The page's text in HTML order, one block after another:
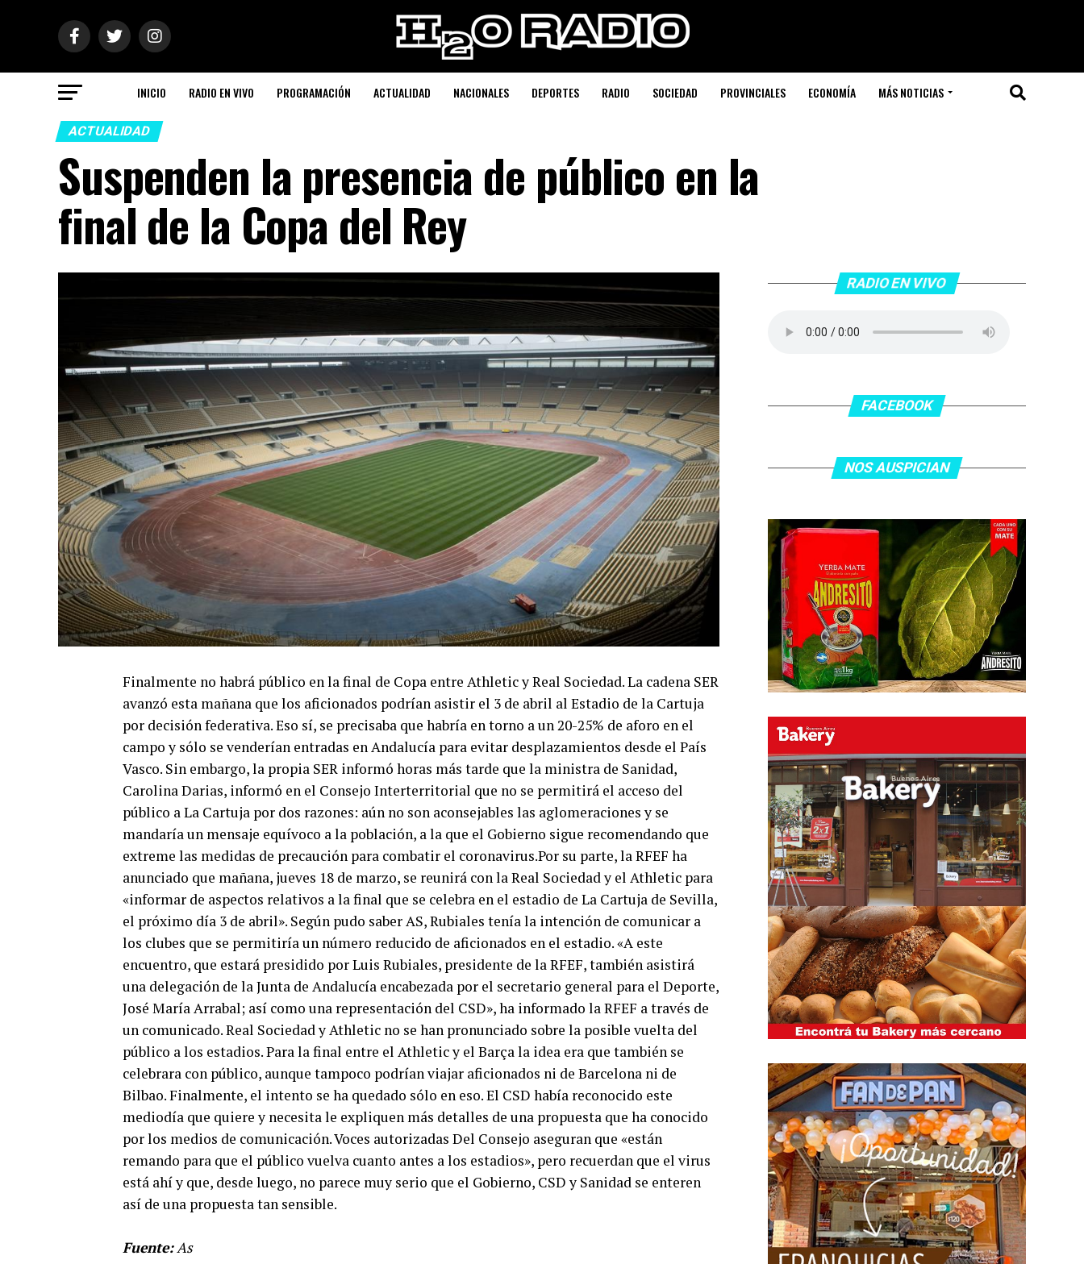
INICIO RADIO EN VIVO PROGRAMACIÓN ACTUALIDAD NACIONALES DEPORTES RADIO SOCIEDAD PROVINCIALES ECONOMÍA MÁS NOTICIAS
ACTUALIDAD
Suspenden la presencia de público en la
final de la Copa del Rey
Finalmente no habrá público en la final de Copa entre Athletic y Real Sociedad. La cadena SER
avanzó esta mañana que los aficionados podrían asistir el 3 de abril al Estadio de la Cartuja
por decisión federativa. Eso sí, se precisaba que habría en torno a un 20-25% de aforo en el
campo y sólo se venderían entradas en Andalucía para evitar desplazamientos desde el País
Vasco. Sin embargo, la propia SER informó horas más tarde que la ministra de Sanidad,
Carolina Darias, informó en el Consejo Interterritorial que no se permitirá el acceso del
público a La Cartuja por dos razones: aún no son aconsejables las aglomeraciones y se
mandaría un mensaje equívoco a la población, a la que el Gobierno sigue recomendando que
extreme las medidas de precaución para combatir el coronavirus.Por su parte, la RFEF ha
anunciado que mañana, jueves 18 de marzo, se reunirá con la Real Sociedad y el Athletic para
«informar de aspectos relativos a la final que se celebra en el estadio de La Cartuja de Sevilla,
el próximo día 3 de abril». Según pudo saber AS, Rubiales tenía la intención de comunicar a
los clubes que se permitiría un número reducido de aficionados en el estadio. «A este
encuentro, que estará presidido por Luis Rubiales, presidente de la RFEF, también asistirá
una delegación de la Junta de Andalucía encabezada por el secretario general para el Deporte,
José María Arrabal; así como una representación del CSD», ha informado la RFEF a través de
un comunicado. Real Sociedad y Athletic no se han pronunciado sobre la posible vuelta del
público a los estadios. Para la final entre el Athletic y el Barça la idea era que también se
celebrara con público, aunque tampoco podrían viajar aficionados ni de Barcelona ni de
Bilbao. Finalmente, el intento se ha quedado sólo en eso. El CSD había reconocido este
mediodía que quiere y necesita le expliquen más detalles de una propuesta que ha conocido
por los medios de comunicación. Voces autorizadas Del Consejo aseguran que «están
remando para que el público vuelva cuanto antes a los estadios», pero recuerdan que el virus
está ahí y que, desde luego, no parece muy serio que el Gobierno, CSD y Sanidad se enteren
así de una propuesta tan sensible.
Fuente:As
RADIO EN VIVO
FACEBOOK
NOS AUSPICIAN